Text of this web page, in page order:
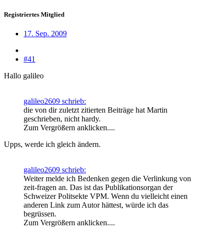
Registriertes Mitglied
17. Sep. 2009
#41
Hallo galileo
galileo2609 schrieb:
die von dir zuletzt zitierten Beiträge hat Martin
geschrieben, nicht hardy.
Zum Vergrößern anklicken....
Upps, werde ich gleich ändern.
galileo2609 schrieb:
Weiter melde ich Bedenken gegen die Verlinkung von
zeit-fragen an. Das ist das Publikationsorgan der
Schweizer Politsekte VPM. Wenn du vielleicht einen
anderen Link zum Autor hättest, würde ich das
begrüssen.
Zum Vergrößern anklicken....